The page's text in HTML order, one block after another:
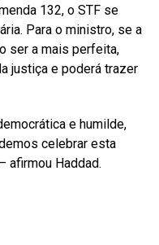
132, o STF se
Para o ministro, se a
ser a mais perfeita,
justiça e poderá trazer
e humilde,
celebrar esta
afirmou Haddad.